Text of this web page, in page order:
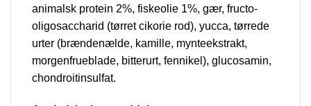
animalsk protein 2%, fiskeolie 1%, gær, fructo-
oligosaccharid (tørret cikorie rod), yucca, tørrede
urter (brændenælde, kamille, mynteekstrakt,
morgenfrueblade, bitterurt, fennikel), glucosamin,
chondroitinsulfat.